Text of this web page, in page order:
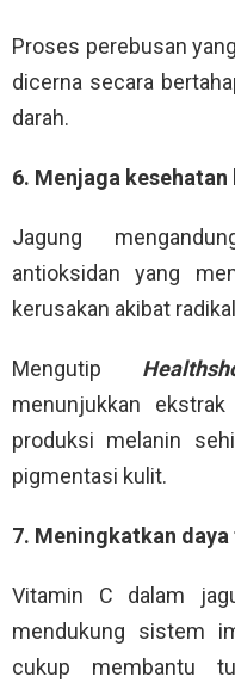
Proses perebusan
dicerna secara
darah.
6. Menjaga
Jagung
antioksidan yang
kerusakan akibat
Mengutip
menunjukkan
produksi melanin
pigmentasi kulit.
7. Meningkatkan daya
Vitamin C dalam
mendukung sistem
cukup membantu